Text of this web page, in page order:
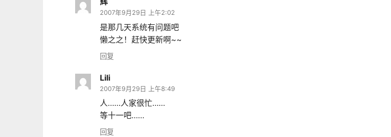
2007年9月29日 上午2:02
是那几天系统有问题吧
懒之之！赶快更新啊~~
回复
Lili
2007年9月29日 上午8:49
人……人家很忙……
等十一吧……
回复